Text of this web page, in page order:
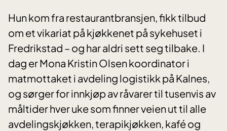
Hun kom fra restaurantbransjen, fikk tilbud
om et vikariat på kjøkkenet på sykehuset i
Fredrikstad – og har aldri sett seg tilbake. I
dag er Mona Kristin Olsen koordinator i
matmottaket i avdeling logistikk på Kalnes,
og sørger for innkjøp av råvarer til tusenvis av
måltider hver uke som finner veien ut til alle
avdelingskjøkken, terapikjøkken, kafé og